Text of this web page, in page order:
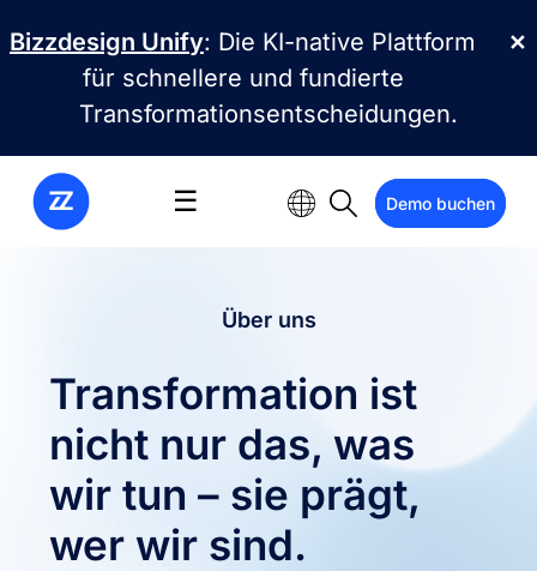
✕
Bizzdesign Unify: Die KI-native Plattform
für schnellere und fundierte
Transformationsentscheidungen.
☰ Demo buchen
Über uns
Transformation ist
nicht nur das, was
wir tun – sie prägt,
wer wir sind.